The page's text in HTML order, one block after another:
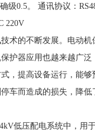
级0.5。 通讯协议：
220V
术的不断发展。电动
护器应用也越来越广泛
，提高设备运行，能够
车而造成的损失，降低
低压配电系统中，用